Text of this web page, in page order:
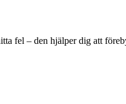
fel – den hjälper dig att